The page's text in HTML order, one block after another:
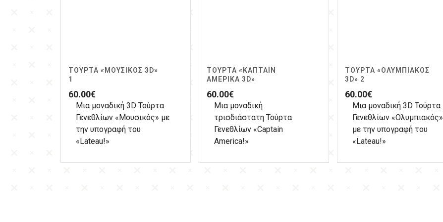
ΤΟΎΡΤΑ «ΜΟΥΣΙΚΌΣ 3D»
1
60.00€
Μια μοναδική 3D Τούρτα
Γενεθλίων «Μουσικός» με
την υπογραφή του
«Lateau!»
ΤΟΎΡΤΑ «ΚΆΠΤΑΙΝ
ΑΜΈΡΙΚΑ 3D»
60.00€
Μια μοναδική
τρισδιάστατη Τούρτα
Γενεθλίων «Captain
America!»
ΤΟΎΡΤΑ «ΟΛΥΜΠΙΑΚΌΣ
3D» 2
60.00€
Μια μοναδική 3D Τούρτα
Γενεθλίων «Ολυμπιακός»
με την υπογραφή του
«Lateau!»